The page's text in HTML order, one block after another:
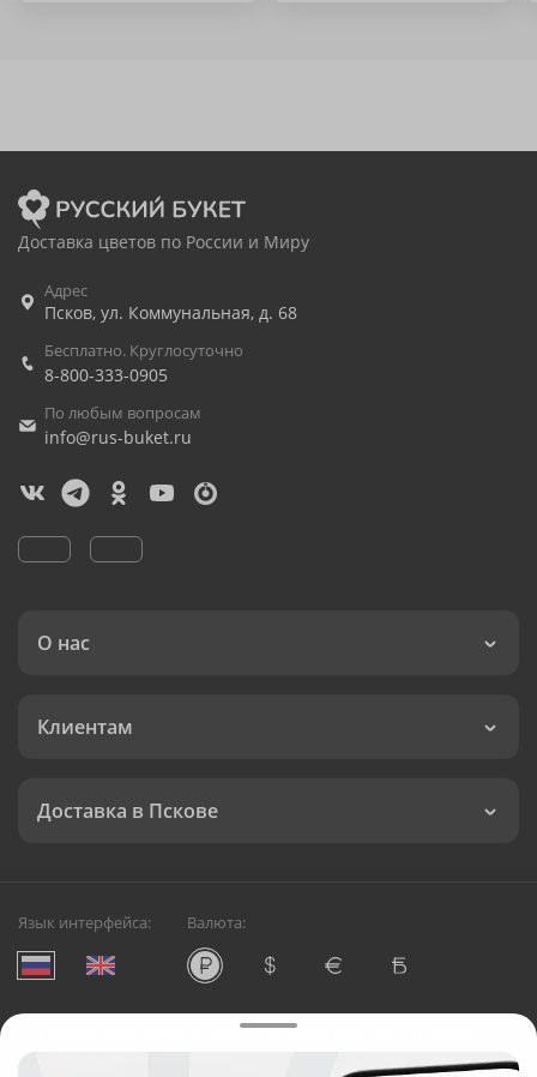
Доставка цветов по России и Миру
Адрес
Псков, ул. Коммунальная, д. 68
Бесплатно. Круглосуточно
8-800-333-0905
По любым вопросам
info@rus-buket.ru
О нас
Клиентам
Доставка в Пскове
Язык интерфейса: Валюта:
Служба круглосуточной доставки цветов в Пскове
Русский Букет, 2026